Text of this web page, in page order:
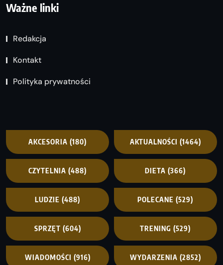
Ważne linki
Redakcja
Kontakt
Polityka prywatności
AKCESORIA (180) AKTUALNOŚCI (1464)
CZYTELNIA (488) DIETA (366)
LUDZIE (488) POLECANE (529)
SPRZĘT (604) TRENING (529)
WIADOMOŚCI (916) WYDARZENIA (2852)